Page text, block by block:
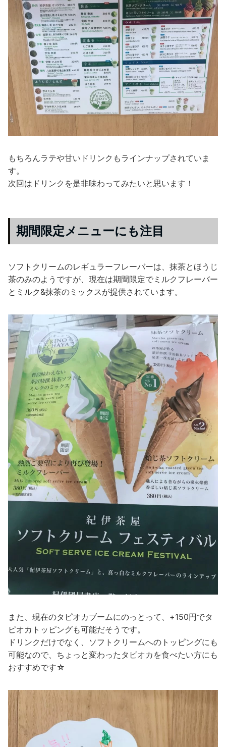
もちろんラテや甘いドリンクもラインナップされていま
す。
次回はドリンクを是非味わってみたいと思います！
期間限定メニューにも注目
ソフトクリームのレギュラーフレーバーは、抹茶とほうじ
茶のみのようですが、現在は期間限定でミルクフレーバー
とミルク&抹茶のミックスが提供されています。
また、現在のタピオカブームにのっとって、+150円でタ
ピオカトッピングも可能だそうです。
ドリンクだけでなく、ソフトクリームへのトッピングにも
可能なので、ちょっと変わったタピオカを食べたい方にも
おすすめです☆